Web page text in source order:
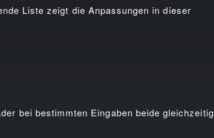
Liste zeigt die Anpassungen in dieser
bei bestimmten Eingaben beide gleichzeitig